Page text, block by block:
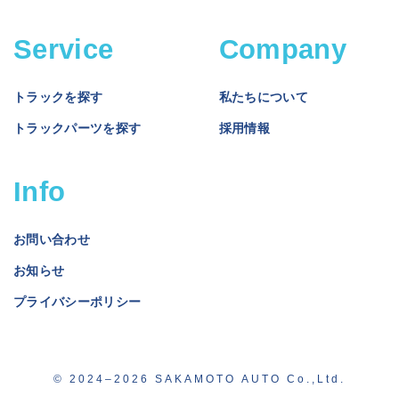
Service
トラックを探す
トラックパーツを探す
Company
私たちについて
採用情報
Info
お問い合わせ
お知らせ
プライバシーポリシー
© 2024–2026 SAKAMOTO AUTO Co.,Ltd.